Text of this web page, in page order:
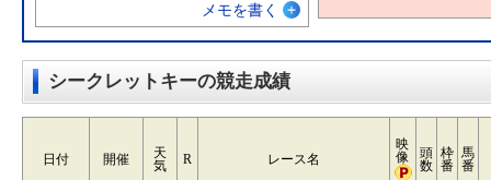
メモを書く
シークレットキーの競走成績
日付 開催
天
気
R レース名
映
像
頭
数
枠
番
馬
番